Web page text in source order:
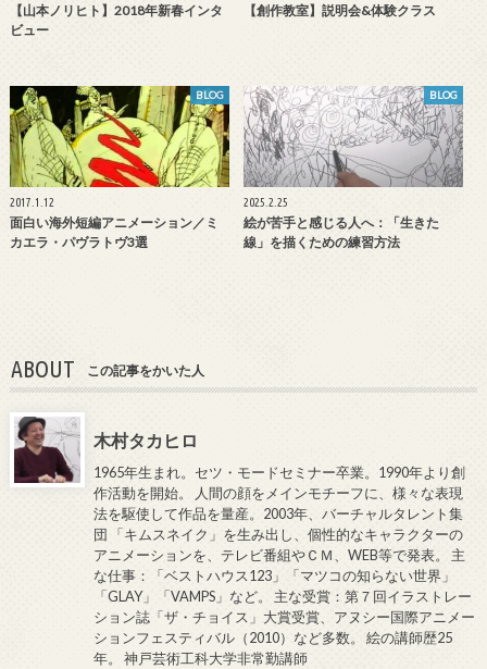
【山本ノリヒト】2018年新春インタ
ビュー
【創作教室】説明会&体験クラス
BLOG
2017.1.12
面白い海外短編アニメーション／ミ
カエラ・パヴラトヴ3選
BLOG
2025.2.25
絵が苦手と感じる人へ：「生きた
線」を描くための練習方法
ABOUT この記事をかいた人
木村タカヒロ
1965年生まれ。セツ・モードセミナー卒業。1990年より創
作活動を開始。 人間の顔をメインモチーフに、様々な表現
法を駆使して作品を量産。2003年、バーチャルタレント集
団 「キムスネイク」を生み出し、個性的なキャラクターの
アニメーションを、テレビ番組やＣＭ、WEB等で発表。 主
な仕事：「ベストハウス123」「マツコの知らない世界」
「GLAY」「VAMPS」など。 主な受賞：第７回イラストレー
ション誌「ザ・チョイス」大賞受賞、アヌシー国際アニメー
ションフェスティバル（2010）など多数。 絵の講師歴25
年。 神戸芸術工科大学非常勤講師